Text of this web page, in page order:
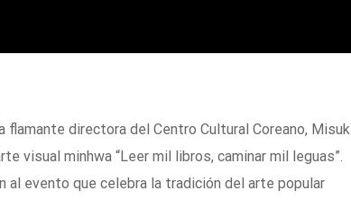
flamante directora del Centro Cultural Coreano, Misuk
visual minhwa “Leer mil libros, caminar mil leguas”.
al evento que celebra la tradición del arte popular